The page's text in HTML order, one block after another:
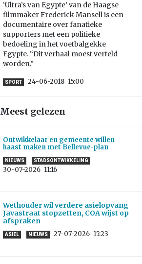
‘Ultra’s van Egypte’ van de Haagse
filmmaker Frederick Mansell is een
documentaire over fanatieke
supporters met een politieke
bedoeling in het voetbalgekke
Egypte. “Dit verhaal moest verteld
worden.”
SPORT 24-06-2018 15:00
Meest gelezen
Ontwikkelaar en gemeente willen
haast maken met Bellevue-plan
NIEUWS STADSONTWIKKELING
30-07-2026 11:16
Wethouder wil verdere asielopvang
Javastraat stopzetten, COA wijst op
afspraken
ASIEL NIEUWS 27-07-2026 15:23